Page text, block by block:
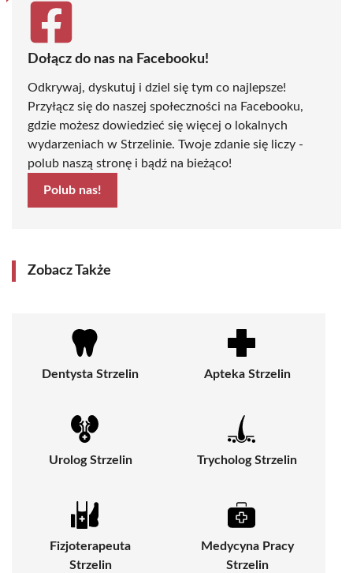
Dołącz do nas na Facebooku!
Odkrywaj, dyskutuj i dziel się tym co najlepsze!
Przyłącz się do naszej społeczności na Facebooku,
gdzie możesz dowiedzieć się więcej o lokalnych
wydarzeniach w Strzelinie. Twoje zdanie się liczy -
polub naszą stronę i bądź na bieżąco!
Polub nas!
Zobacz Także
Dentysta Strzelin Apteka Strzelin
Urolog Strzelin Trycholog Strzelin
Fizjoterapeuta
Strzelin
Medycyna Pracy
Strzelin